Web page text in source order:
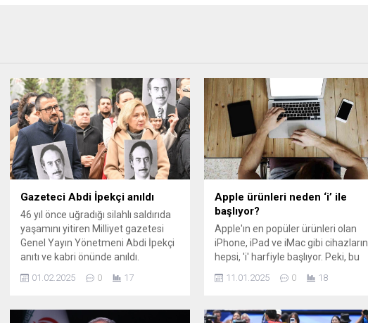
Gazeteci Abdi İpekçi anıldı
46 yıl önce uğradığı silahlı saldırıda
yaşamını yitiren Milliyet gazetesi
Genel Yayın Yönetmeni Abdi İpekçi
anıtı ve kabri önünde anıldı.
01.02.2025 0 17
Apple ürünleri neden ‘i’ ile
başlıyor?
Apple'ın en popüler ürünleri olan
iPhone, iPad ve iMac gibi cihazların
hepsi, 'i' harfiyle başlıyor. Peki, bu
geldi?
11.01.2025 0 18